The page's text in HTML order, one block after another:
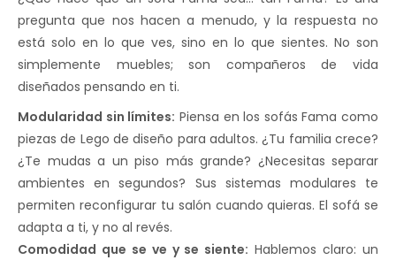
pregunta que nos hacen a menudo, y la respuesta no
está solo en lo que ves, sino en lo que sientes. No son
simplemente muebles; son compañeros de vida
diseñados pensando en ti.
Modularidad sin límites: Piensa en los sofás Fama como
piezas de Lego de diseño para adultos. ¿Tu familia crece?
¿Te mudas a un piso más grande? ¿Necesitas separar
ambientes en segundos? Sus sistemas modulares te
permiten reconfigurar tu salón cuando quieras. El sofá se
adapta a ti, y no al revés.
Comodidad que se ve y se siente: Hablemos claro: un